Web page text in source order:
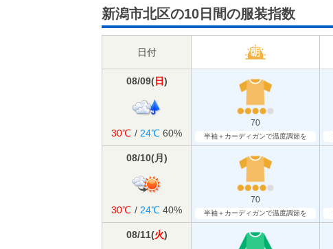
新潟市北区の10日間の服装指数
日付
08/09(日)
70
半袖＋カーディガンで温度調節を
30℃ / 24℃ 60%
08/10(月 )
70
半袖＋カーディガンで温度調節を
30℃ / 24℃ 40%
08/11(火)